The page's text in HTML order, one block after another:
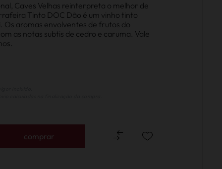
Caves Velhas reinterpreta o melhor de
Tinto DOC Dão é um vinho tinto
aromas envolventes de frutos do
as notas subtis de cedro e caruma. Vale
comprar